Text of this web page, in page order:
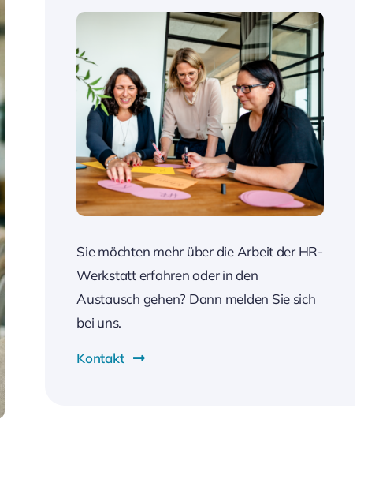
Sie möchten mehr über die Arbeit der HR-
Werkstatt erfahren oder in den
Austausch gehen? Dann melden Sie sich
bei uns.
Kontakt